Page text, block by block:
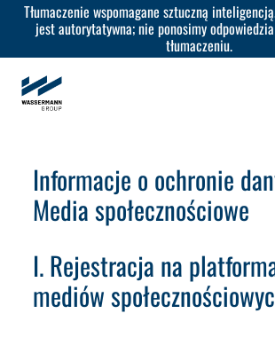
Tłumaczenie wspomagane sztuczną
jest autorytatywna; nie ponosimy
tłumaczeniu.
Informacje o ochronie
Media społecznościowe
I. Rejestracja na
mediów